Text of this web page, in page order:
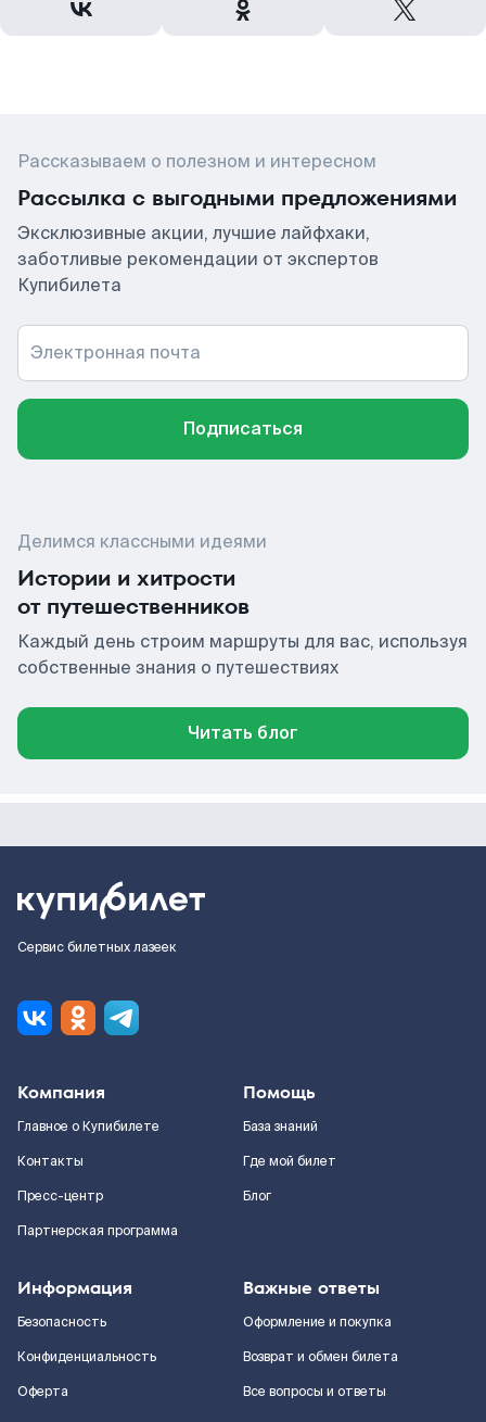
Рассказываем о полезном и интересном
Рассылка с выгодными предложениями
Эксклюзивные акции, лучшие лайфхаки,
заботливые рекомендации от экспертов
Купибилета
Электронная почта
Подписаться
Делимся классными идеями
Истории и хитрости
от путешественников
Каждый день строим маршруты для вас, используя
собственные знания о путешествиях
Читать блог
Сервис билетных лазеек
Компания
Главное о Купибилете
Контакты
Пресс-центр
Партнерская программа
Помощь
База знаний
Где мой билет
Блог
Информация
Безопасность
Конфиденциальность
Оферта
Важные ответы
Оформление и покупка
Возврат и обмен билета
Все вопросы и ответы